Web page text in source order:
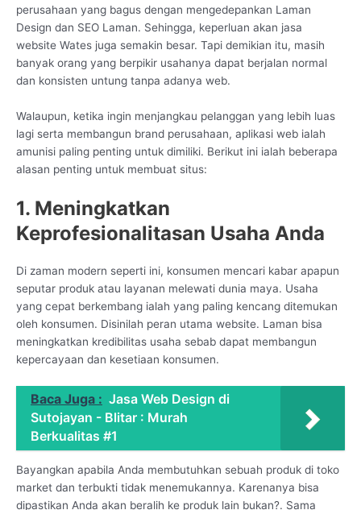
perusahaan yang bagus dengan mengedepankan Laman
Design dan SEO Laman. Sehingga, keperluan akan jasa
website Wates juga semakin besar. Tapi demikian itu, masih
banyak orang yang berpikir usahanya dapat berjalan normal
dan konsisten untung tanpa adanya web.
Walaupun, ketika ingin menjangkau pelanggan yang lebih luas
lagi serta membangun brand perusahaan, aplikasi web ialah
amunisi paling penting untuk dimiliki. Berikut ini ialah beberapa
alasan penting untuk membuat situs:
1. Meningkatkan
Keprofesionalitasan Usaha Anda
Di zaman modern seperti ini, konsumen mencari kabar apapun
seputar produk atau layanan melewati dunia maya. Usaha
yang cepat berkembang ialah yang paling kencang ditemukan
oleh konsumen. Disinilah peran utama website. Laman bisa
meningkatkan kredibilitas usaha sebab dapat membangun
kepercayaan dan kesetiaan konsumen.
Baca Juga : Jasa Web Design di
Sutojayan - Blitar : Murah
Berkualitas #1
Bayangkan apabila Anda membutuhkan sebuah produk di toko
market dan terbukti tidak menemukannya. Karenanya bisa
dipastikan Anda akan beralih ke produk lain bukan?. Sama